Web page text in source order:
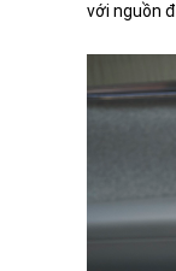
với nguồn